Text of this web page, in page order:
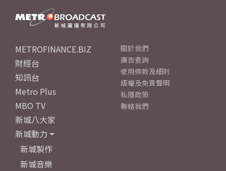
METROFINANCE.BIZ
財經台
知訊台
Metro Plus
MBO TV
新城八大家
新城動力
新城製作
新城音樂
關於我們
廣告查詢
使用條款及細則
版權及免責聲明
私隱政策
聯絡我們